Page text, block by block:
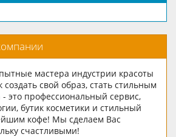
мастера индустрии красоты
создать свой образ, стать стильным
это профессиональный сервис,
бутик косметики и стильный
кофе! Мы сделаем Вас
счастливыми!